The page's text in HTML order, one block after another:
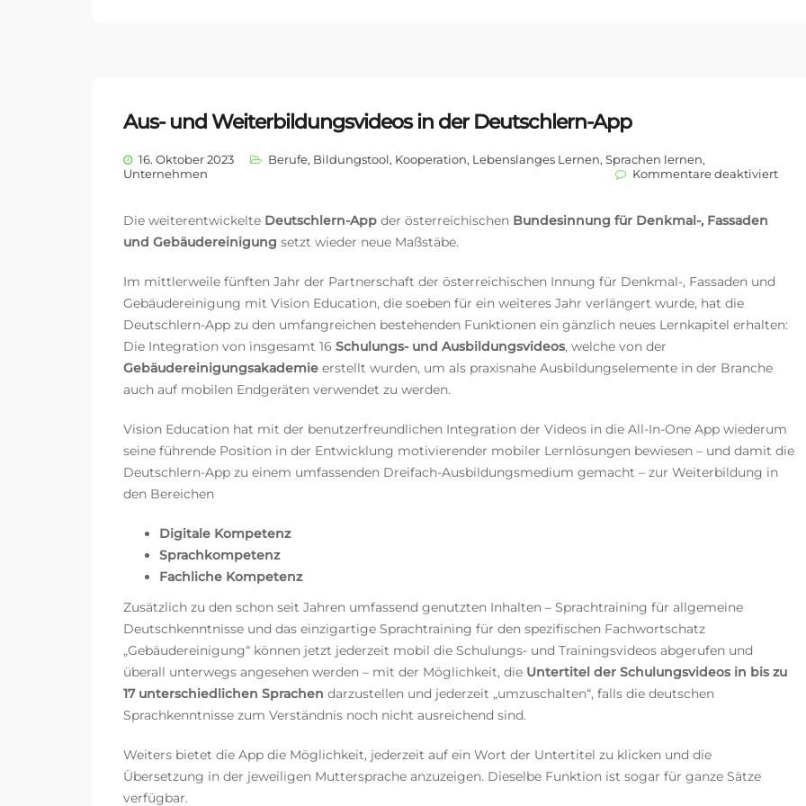
Aus- und Weiterbildungsvideos in der Deutschlern-App
16. Oktober 2023 Berufe, Bildungstool, Kooperation, Lebenslanges Lernen, Sprachen lernen,
Unternehmen
Kommentare deaktiviertfür
Die weiterentwickelte Deutschlern-App der österreichischen Bundesinnung für Denkmal-, Fassaden
und Gebäudereinigung setzt wieder neue Maßstäbe.
Im mittlerweile fünften Jahr der Partnerschaft der österreichischen Innung für Denkmal-, Fassaden und
Gebäudereinigung mit Vision Education, die soeben für ein weiteres Jahr verlängert wurde, hat die
Deutschlern-App zu den umfangreichen bestehenden Funktionen ein gänzlich neues Lernkapitel erhalten:
Die Integration von insgesamt 16 Schulungs- und Ausbildungsvideos, welche von der
Gebäudereinigungsakademie erstellt wurden, um als praxisnahe Ausbildungselemente in der Branche
auch auf mobilen Endgeräten verwendet zu werden.
Vision Education hat mit der benutzerfreundlichen Integration der Videos in die All-In-One App wiederum
seine führende Position in der Entwicklung motivierender mobiler Lernlösungen bewiesen – und damit die
Deutschlern-App zu einem umfassenden Dreifach-Ausbildungsmedium gemacht – zur Weiterbildung in
den Bereichen
Digitale Kompetenz
Sprachkompetenz
Fachliche Kompetenz
Zusätzlich zu den schon seit Jahren umfassend genutzten Inhalten – Sprachtraining für allgemeine
Deutschkenntnisse und das einzigartige Sprachtraining für den spezifischen Fachwortschatz
„Gebäudereinigung“ können jetzt jederzeit mobil die Schulungs- und Trainingsvideos abgerufen und
überall unterwegs angesehen werden – mit der Möglichkeit, die Untertitel der Schulungsvideos in bis zu
17 unterschiedlichen Sprachen darzustellen und jederzeit „umzuschalten“, falls die deutschen
Sprachkenntnisse zum Verständnis noch nicht ausreichend sind.
Weiters bietet die App die Möglichkeit, jederzeit auf ein Wort der Untertitel zu klicken und die
Übersetzung in der jeweiligen Muttersprache anzuzeigen. Dieselbe Funktion ist sogar für ganze Sätze
verfügbar.